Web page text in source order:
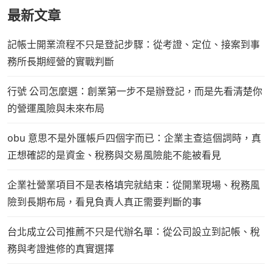
最新文章
記帳士開業流程不只是登記步驟：從考證、定位、接案到事
務所長期經營的實戰判斷
行號 公司怎麼選：創業第一步不是辦登記，而是先看清楚你
的營運風險與未來布局
obu 意思不是外匯帳戶四個字而已：企業主查這個詞時，真
正想確認的是資金、稅務與交易風險能不能被看見
企業社營業項目不是表格填完就結束：從開業現場、稅務風
險到長期布局，看見負責人真正需要判斷的事
台北成立公司推薦不只是代辦名單：從公司設立到記帳、稅
務與考證進修的真實選擇